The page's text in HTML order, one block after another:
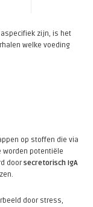
zijn, is het
welke voeding
op stoffen die via
worden potentiële
doorsecretorisch IgA
door stress,